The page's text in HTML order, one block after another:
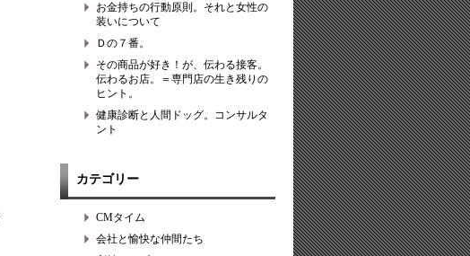
お金持ちの行動原則。それと女性の
装いについて
Ｄの７番。
その商品が好き！が、伝わる接客。
伝わるお店。＝専門店の生き残りの
ヒント。
健康診断と人間ドッグ。コンサルタ
ント
カテゴリー
CMタイム
会社と愉快な仲間たち